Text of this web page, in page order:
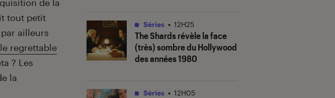
de la
tout petit
ailleurs
le regrettable
? Les
la
The Shardsrévèle la face
(très) sombre du Hollywood
des années 1980
Séries • 12H25
Séries • 12H05